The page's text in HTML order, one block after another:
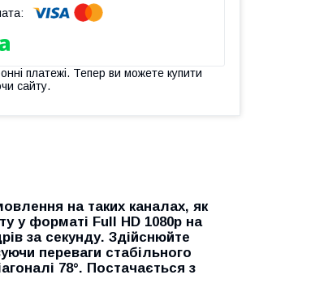
платежі. Тепер ви можете купити
сайту.
на таких каналах, як
у форматі Full HD 1080p на
за секунду. Здійснюйте
переваги стабільного
78°. Постачається з